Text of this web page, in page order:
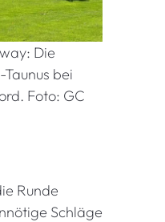
Die
bei
Foto: GC
Runde
Schläge